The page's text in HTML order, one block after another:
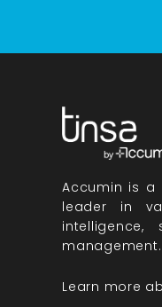
Accumin is a
leader in
intelligence,
management.
Learn more